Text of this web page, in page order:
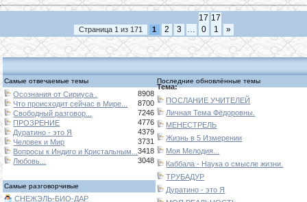
Страница 1 из 171 1 2 3
17
0
17
1
»
Самые отвечаемые темы Последние обновлённые темы
Осознания от Сириуса .
8908
Что происходит сейчас в Мире...
8700
Свободный разговор...
7246
ПРОЗРЕНИЕ
4776
Дуратино - это Я
4379
Человек и Мир
3731
Вопросы к Индиго и Кристальным...3418
Любовь...
3048
Тема:
ПОСЛАНИЕ УЧИТЕЛЕЙ
Личная Тема Фёдоровны.
МЕНЕСТРЕЛЬ
Жизнь в 5 Измерении
Моя Мелодия...
Каббала - Наука о смысле жизни.
ТРУБАДУР
Дуратино - это Я
Самые разговорчивые
СНЕЖЭЛЬ-БИО-ДАР